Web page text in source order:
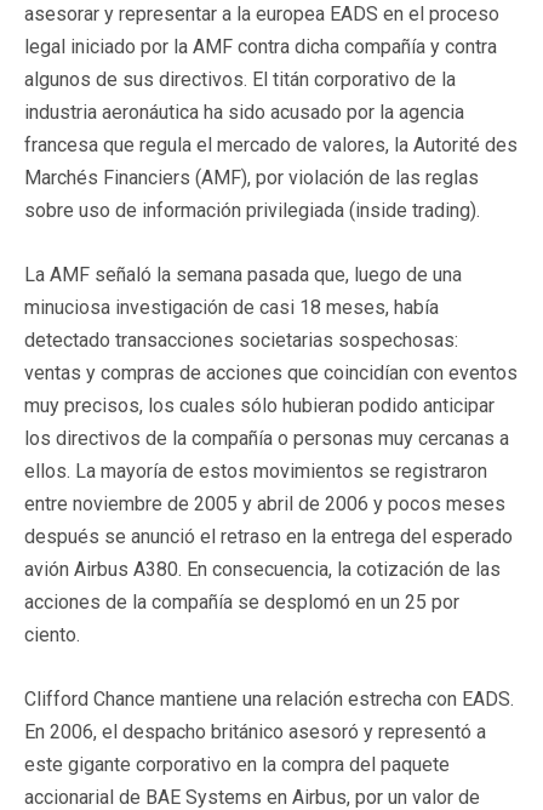
asesorar y representar a la europea EADS en el proceso
legal iniciado por la AMF contra dicha compañía y contra
algunos de sus directivos. El titán corporativo de la
industria aeronáutica ha sido acusado por la agencia
francesa que regula el mercado de valores, la Autorité des
Marchés Financiers (AMF), por violación de las reglas
sobre uso de información privilegiada (inside trading).
La AMF señaló la semana pasada que, luego de una
minuciosa investigación de casi 18 meses, había
detectado transacciones societarias sospechosas:
ventas y compras de acciones que coincidían con eventos
muy precisos, los cuales sólo hubieran podido anticipar
los directivos de la compañía o personas muy cercanas a
ellos. La mayoría de estos movimientos se registraron
entre noviembre de 2005 y abril de 2006 y pocos meses
después se anunció el retraso en la entrega del esperado
avión Airbus A380. En consecuencia, la cotización de las
acciones de la compañía se desplomó en un 25 por
ciento.
Clifford Chance mantiene una relación estrecha con EADS.
En 2006, el despacho británico asesoró y representó a
este gigante corporativo en la compra del paquete
accionarial de BAE Systems en Airbus, por un valor de